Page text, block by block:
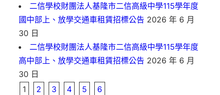
二信學校財團法人基隆市二信高級中學115學年度
國中部上、放學交通車租賃招標公告 2026 年 6 月
30 日
二信學校財團法人基隆市二信高級中學115學年度
高中部上、放學交通車租賃招標公告 2026 年 6 月
30 日
1
2 3 4 5 6